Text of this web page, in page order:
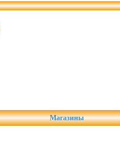
Магазины